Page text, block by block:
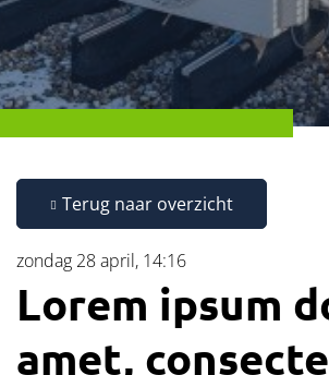
Terug naar overzicht
zondag 28 april, 14:16
Lorem ipsum
amet,